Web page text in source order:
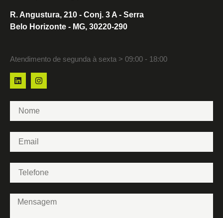
R. Angustura, 210 - Conj. 3 A - Serra
Belo Horizonte - MG, 30220-290
Atendimento de segunda à sexta > 09:00 - 18:00